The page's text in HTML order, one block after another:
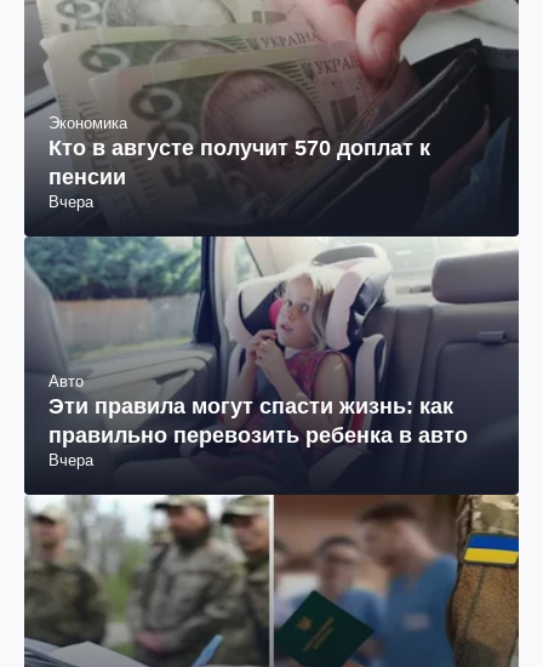
Экономика
Кто в августе получит 570 доплат к
пенсии
Авто
Эти правила могут спасти жизнь: как
правильно перевозить ребенка в авто